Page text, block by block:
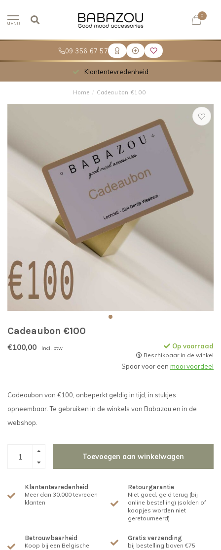
09 356 67 57
MENU
0
Klantentevredenheid
Home / Cadeaubon €100
Cadeaubon €100
€100,00 Incl. btw Op voorraad
Beschikbaar in de winkel
Spaar voor een mooi voordeel
Cadeaubon van €100, onbeperkt geldig in tijd, in stukjes
opneembaar. Te gebruiken in de winkels van Babazou en in de
webshop.
Toevoegen aan winkelwagen
Klantentevredenheid
Meer dan 30.000 tevreden
klanten
Retourgarantie
Niet goed, geld terug (bij
online bestelling) (solden of
koopjes worden niet
geretourneerd)
Betrouwbaarheid
Koop bij een Belgische
Gratis verzending
bij bestelling boven €75